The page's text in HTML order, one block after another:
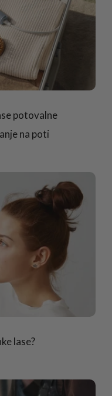
potovalne
na poti
lase?